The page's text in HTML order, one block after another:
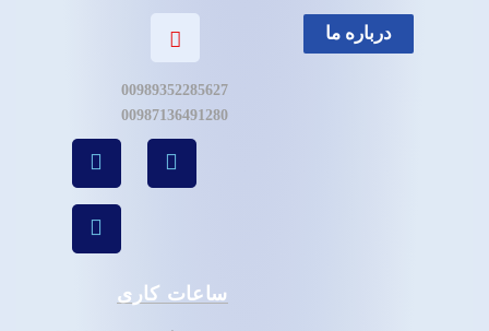
درباره ما
00989352285627
00987136491280
ساعات کاری